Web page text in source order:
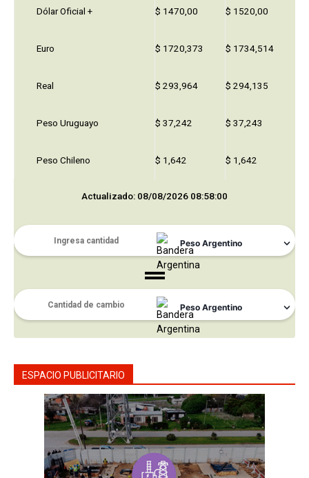
Dólar Oficial + $ 1470,00 $ 1520,00
Euro $ 1720,373 $ 1734,514
Real $ 293,964 $ 294,135
Peso Uruguayo $ 37,242 $ 37,243
Peso Chileno $ 1,642 $ 1,642
Actualizado: 08/08/2026 08:58:00
ESPACIO PUBLICITARIO